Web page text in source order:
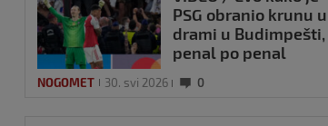
PSG obranio krunu u
drami u Budimpešti,
penal po penal
NOGOMET 30. svi 2026 0